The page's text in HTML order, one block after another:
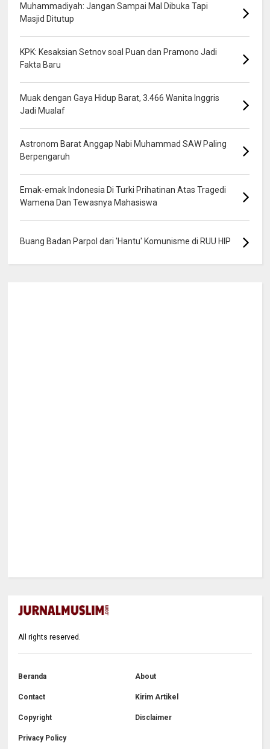
Muhammadiyah: Jangan Sampai Mal Dibuka Tapi
Masjid Ditutup
KPK: Kesaksian Setnov soal Puan dan Pramono Jadi
Fakta Baru
Muak dengan Gaya Hidup Barat, 3.466 Wanita Inggris
Jadi Mualaf
Astronom Barat Anggap Nabi Muhammad SAW Paling
Berpengaruh
Emak-emak Indonesia Di Turki Prihatinan Atas Tragedi
Wamena Dan Tewasnya Mahasiswa
Buang Badan Parpol dari 'Hantu' Komunisme di RUU HIP
All rights reserved.
Beranda About
Contact Kirim Artikel
Copyright Disclaimer
Privacy Policy